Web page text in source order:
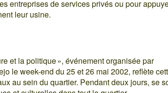
entreprises de services privés ou pour
leur usine.
et la politique », événement organisée par
le week-end du 25 et 26 mai 2002, reflète
au sein du quartier. Pendant deux jours, se